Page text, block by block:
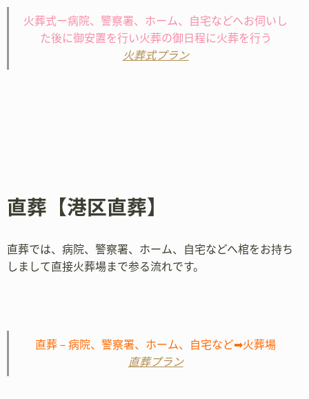
火葬式ー病院、警察署、ホーム、自宅などへお伺いし
た後に御安置を行い火葬の御日程に火葬を行う
火葬式プラン
直葬【港区直葬】
直葬では、病院、警察署、ホーム、自宅などへ棺をお持ち
しまして直接火葬場まで参る流れです。
直葬－病院、警察署、ホーム、自宅など➡火葬場
直葬プラン